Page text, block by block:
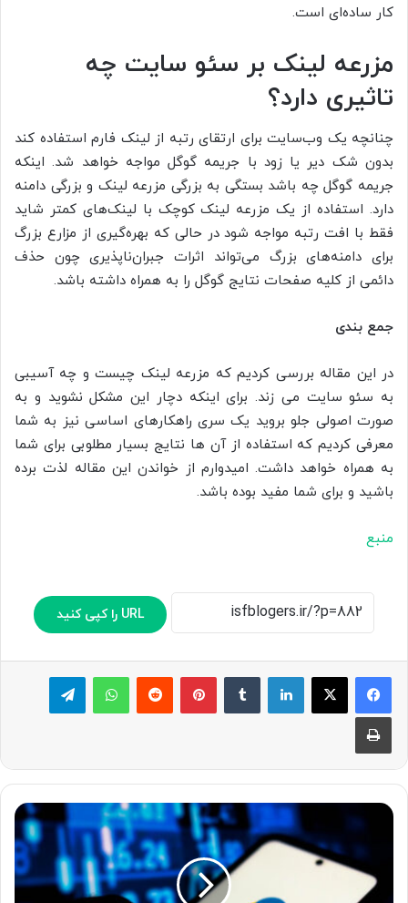
کار ساده‌ای است.
مزرعه لینک بر سئو سایت چه
تاثیری دارد؟
چنانچه یک وب‌سایت برای ارتقای رتبه از لینک فارم استفاده کند
بدون شک دیر یا زود با جریمه گوگل مواجه خواهد شد. اینکه
جریمه گوگل چه باشد بستگی به بزرگی مزرعه لینک و بزرگی دامنه
دارد. استفاده از یک مزرعه لینک کوچک با لینک‌های کمتر شاید
فقط با افت رتبه مواجه شود در حالی که بهره‌گیری از مزارع بزرگ
برای دامنه‌های بزرگ می‌تواند اثرات جبران‌ناپذیری چون حذف
دائمی از کلیه صفحات نتایج گوگل را به همراه داشته باشد.
جمع بندی
در این مقاله بررسی کردیم که مزرعه لینک چیست و چه آسیبی
به سئو سایت می زند. برای اینکه دچار این مشکل نشوید و به
صورت اصولی جلو بروید یک سری راهکارهای اساسی نیز به شما
معرفی کردیم که استفاده از آن ها نتایج بسیار مطلوبی برای شما
به همراه خواهد داشت. امیدوارم از خواندن این مقاله لذت برده
باشید و برای شما مفید بوده باشد.
منبع
URL را کپی کنید
لینکدین ‫تامبلر پینترست‫رددیت واتس آپ تلگرام
چاپ
گوگل
امکانات
فوق